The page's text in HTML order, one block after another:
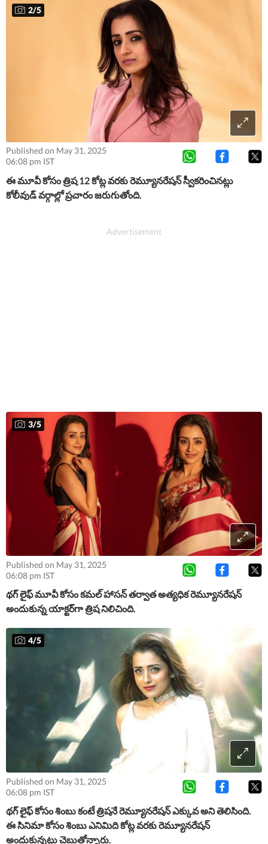
2/5
Published on May 31, 2025
06:08 pm IST
ఈ మూవీ కోసం త్రిష 12 కోట్ల వ‌ర‌కు రెమ్యూన‌రేష‌న్ స్వీక‌రించిన‌ట్లు
కోలీవుడ్ వ‌ర్గాల్లో ప్ర‌చారం జ‌రుగుతోంది.
3/5
Published on May 31, 2025
06:08 pm IST
థ‌గ్ లైఫ్ మూవీ కోసం క‌మ‌ల్ హాస‌న్ త‌ర్వాత అత్య‌ధిక రెమ్యూన‌రేష‌న్
అందుకున్న యాక్ట‌ర్‌గా త్రిష నిలిచింది.
4/5
Published on May 31, 2025
06:08 pm IST
థ‌గ్ లైఫ్ కోసం శింబు కంటే త్రిష‌నే రెమ్యూన‌రేష‌న్ ఎక్కువ అని తెలిసింది.
ఈ సినిమా కోసం శింబు ఎనిమిది కోట్ల వ‌ర‌కు రెమ్యూన‌రేష‌న్
అందుకున్న‌ట్లు చెబుతోన్నారు.